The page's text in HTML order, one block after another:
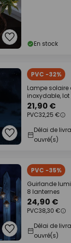
En stock
PVC -32%
Lampe
inoxydable, lot
21,90 €
PVC32,25 €
Délai de
ouvré(s)
PVC -35%
Guirlande
8 lanternes
24,90 €
PVC38,30 €
Délai de
ouvré(s)